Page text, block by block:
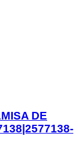
DE